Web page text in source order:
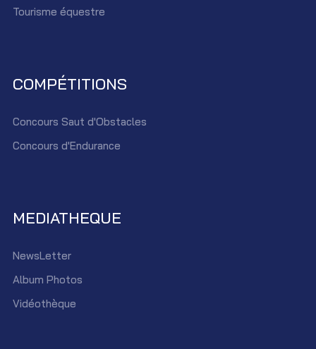
Tourisme équestre
COMPÉTITIONS
Concours Saut d'Obstacles
Concours d'Endurance
MEDIATHEQUE
NewsLetter
Album Photos
Vidéothèque